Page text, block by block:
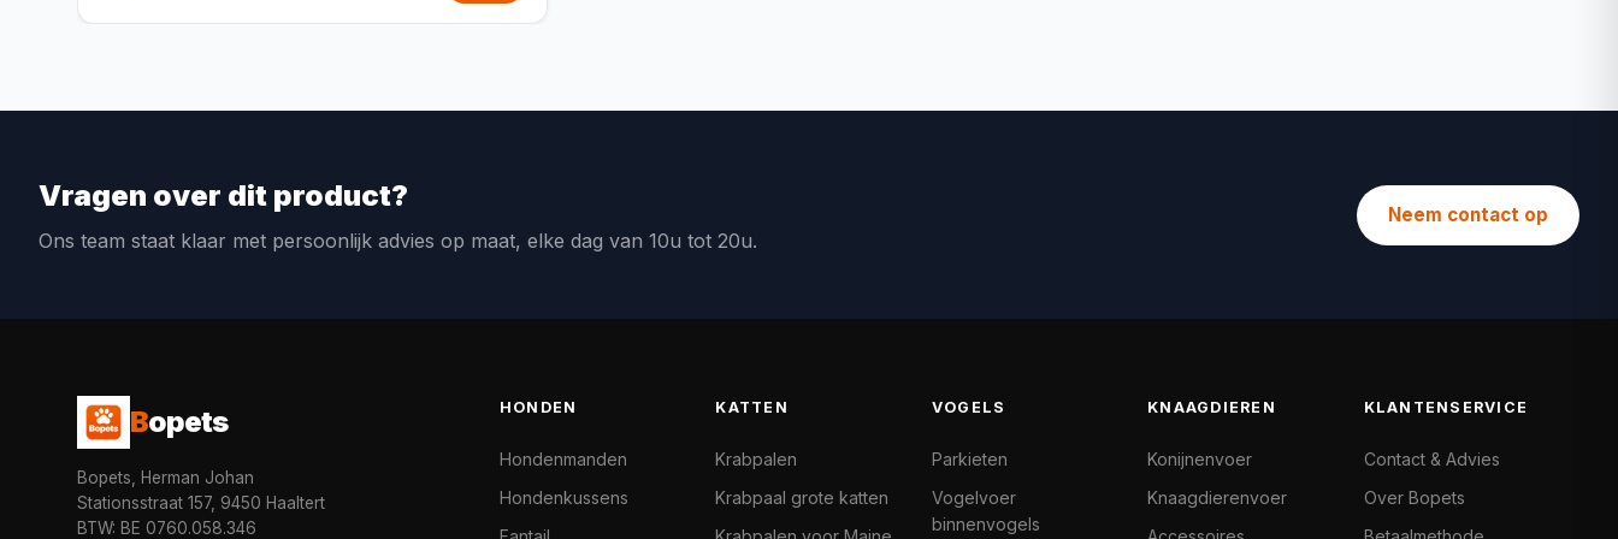
Vragen over dit product?
Ons team staat klaar met persoonlijk advies op maat, elke dag van 10u tot 20u.
Neem contact op
Bopets
Bopets, Herman Johan
Stationsstraat 157, 9450 Haaltert
BTW: BE 0760.058.346
HONDEN
Hondenmanden
Hondenkussens
KATTEN
Krabpalen
Krabpaal grote katten
VOGELS
Parkieten
Vogelvoer
binnenvogels
KNAAGDIEREN
Konijnenvoer
Knaagdierenvoer
KLANTENSERVICE
Contact & Advies
Over Bopets